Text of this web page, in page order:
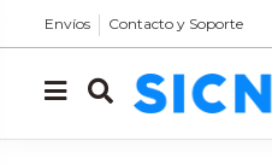
Envíos Contacto y Soporte